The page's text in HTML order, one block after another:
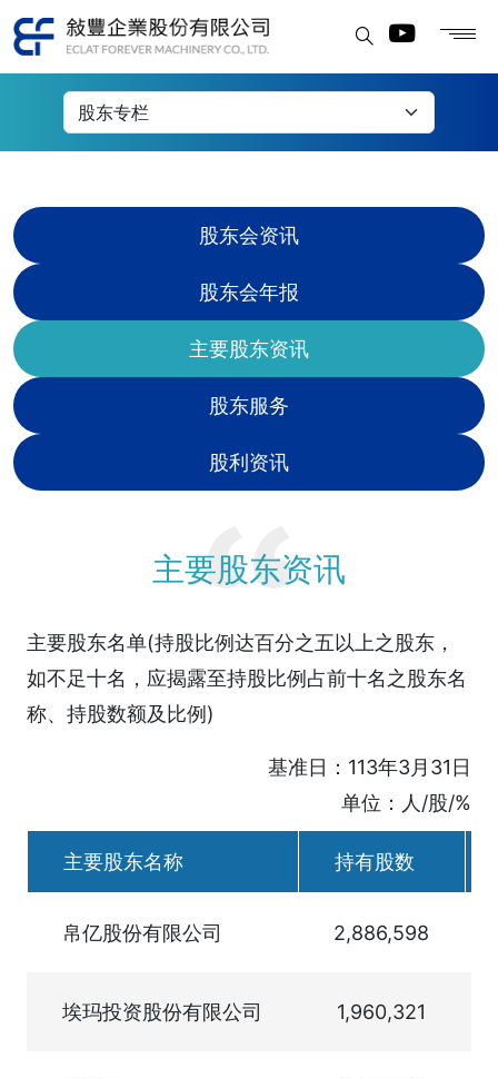
主要股东资讯
股东会资讯
股东会年报
主要股东资讯
股东服务
股利资讯
主要股东资讯
主要股东名单(持股比例达百分之五以上之股东，
如不足十名，应揭露至持股比例占前十名之股东名
称、持股数额及比例)
基准日：113年3月31日
单位：人/股/%
主要股东名称 持有股数
帛亿股份有限公司 2,886,598
埃玛投资股份有限公司 1,960,321